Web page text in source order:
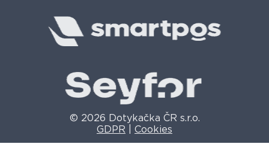
© 2026 Dotykačka ČR s.r.o.
GDPR
Cookies